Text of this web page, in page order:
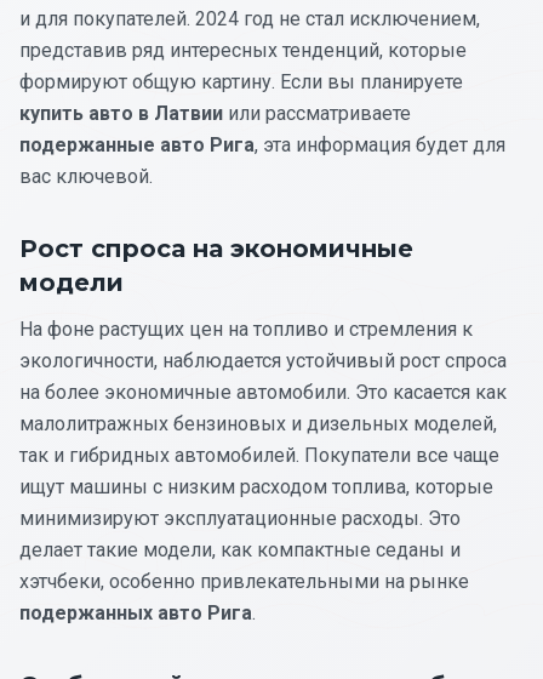
и для покупателей. 2024 год не стал исключением,
представив ряд интересных тенденций, которые
формируют общую картину. Если вы планируете
купить авто в Латвии или рассматриваете
подержанные авто Рига, эта информация будет для
вас ключевой.
Рост спроса на экономичные
модели
На фоне растущих цен на топливо и стремления к
экологичности, наблюдается устойчивый рост спроса
на более экономичные автомобили. Это касается как
малолитражных бензиновых и дизельных моделей,
так и гибридных автомобилей. Покупатели все чаще
ищут машины с низким расходом топлива, которые
минимизируют эксплуатационные расходы. Это
делает такие модели, как компактные седаны и
хэтчбеки, особенно привлекательными на рынке
подержанных авто Рига.